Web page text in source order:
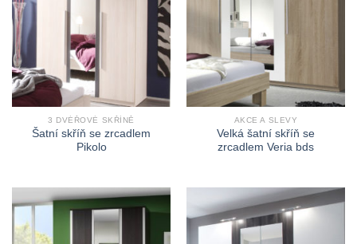
3 DVÉŘOVÉ SKŘÍNĚ
Šatní skříň se zrcadlem
Pikolo
AKCE A SLEVY
Velká šatní skříň se
zrcadlem Veria bds